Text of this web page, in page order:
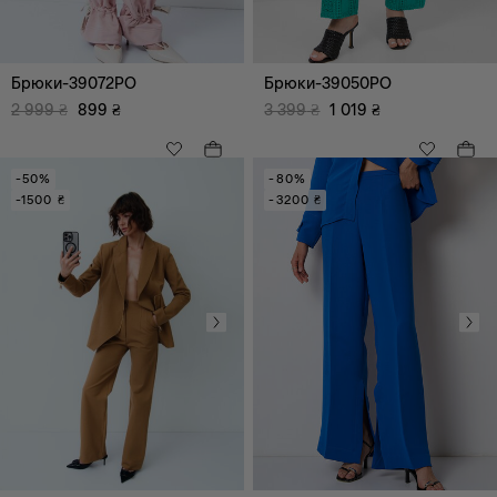
Шорти
Сукні, сарафани
Корсети
Брюки-39072PO
2 999 ₴ 899 ₴
Брюки-39050PO
3 399 ₴ 1 019 ₴
-50%
-1500 ₴
-80%
-3200 ₴